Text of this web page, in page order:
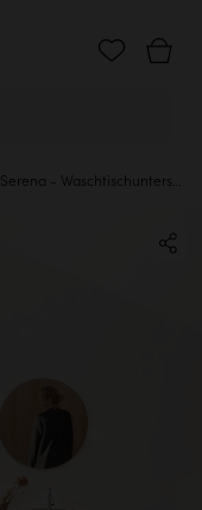
Serena - Waschtischunterschrank aus massivem Teakholz 165 cm